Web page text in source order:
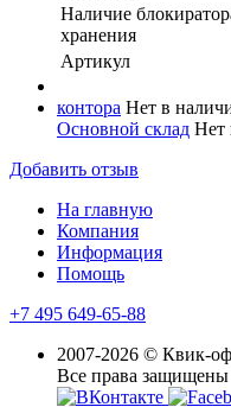
Наличие
хранения
Артикул
контора Нет в
Основной склад Нет
Добавить отзыв
На главную
Компания
Информация
Помощь
+7 495 649-65-88
2007-2026 © Квик-
Все права защищены